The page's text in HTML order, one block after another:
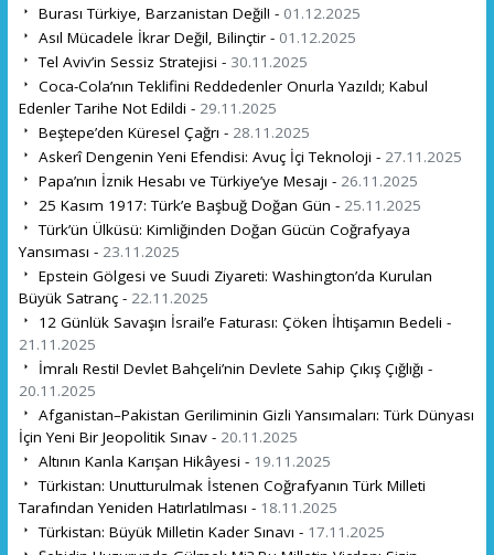
Burası Türkiye, Barzanistan Değil! - 01.12.2025
Asıl Mücadele İkrar Değil, Bilinçtir - 01.12.2025
Tel Aviv’in Sessiz Stratejisi - 30.11.2025
Coca-Cola’nın Teklifini Reddedenler Onurla Yazıldı; Kabul
Edenler Tarihe Not Edildi - 29.11.2025
Beştepe’den Küresel Çağrı - 28.11.2025
Askerî Dengenin Yeni Efendisi: Avuç İçi Teknoloji - 27.11.2025
Papa’nın İznik Hesabı ve Türkiye’ye Mesajı - 26.11.2025
25 Kasım 1917: Türk’e Başbuğ Doğan Gün - 25.11.2025
Türk’ün Ülküsü: Kimliğinden Doğan Gücün Coğrafyaya
Yansıması - 23.11.2025
Epstein Gölgesi ve Suudi Ziyareti: Washington’da Kurulan
Büyük Satranç - 22.11.2025
12 Günlük Savaşın İsrail’e Faturası: Çöken İhtişamın Bedeli -
21.11.2025
İmralı Resti! Devlet Bahçeli’nin Devlete Sahip Çıkış Çığlığı -
20.11.2025
Afganistan–Pakistan Geriliminin Gizli Yansımaları: Türk Dünyası
İçin Yeni Bir Jeopolitik Sınav - 20.11.2025
Altının Kanla Karışan Hikâyesi - 19.11.2025
Türkistan: Unutturulmak İstenen Coğrafyanın Türk Milleti
Tarafından Yeniden Hatırlatılması - 18.11.2025
Türkistan: Büyük Milletin Kader Sınavı - 17.11.2025